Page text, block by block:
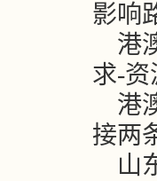
影响
港
求-资
港
接两
山